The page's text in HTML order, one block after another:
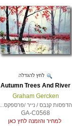
Autumn Trees And River
Graham Gercken
הדפסות קנבס / נייר /פרספקס...
GA-C0568
למחיר והזמנה לחץ כאן